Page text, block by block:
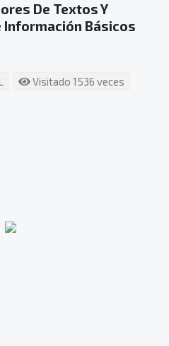
De Textos Y
Información Básicos
Visitado 1536 veces